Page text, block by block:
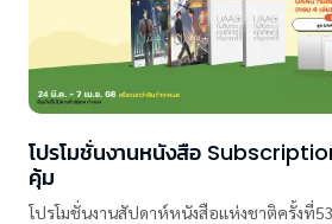
โปรโมชั่นงานหนังสือ
คุ้ม
โปรโมชั่นงานสัปดาห์หนังสือแห่งชาติครั้งที่